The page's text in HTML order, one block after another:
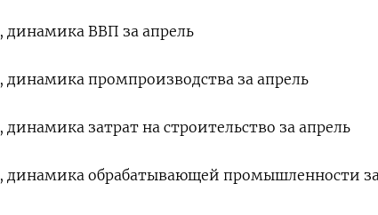
ВВП за апрель
промпроизводства за апрель
затрат на строительство за апрель
динамика обрабатывающей промышленности